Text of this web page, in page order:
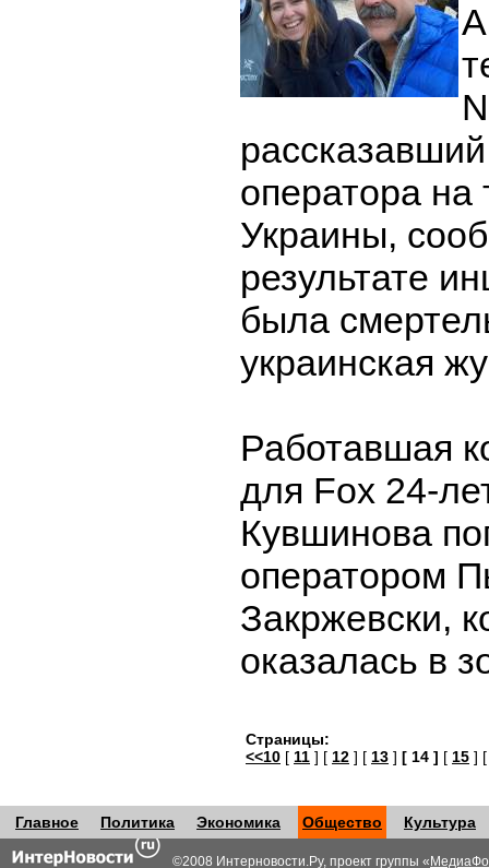
оператора на
Украины,
результате
была
украинская
Работавшая
для Fox 24-
Кувшинова
оператором
Закржевски,
оказалась в
Страницы:
<<10 [ 11 ] [ 12 ] [ 13 ] [ 14 ] [ 15 ]
Главное Политика Экономика Общество Культура
©2008 Интерновости.Ру, проект группы «